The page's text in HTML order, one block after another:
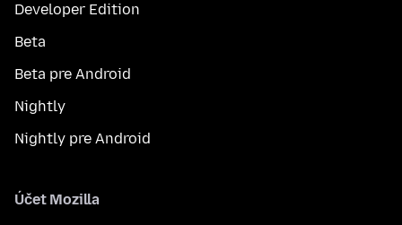
Developer Edition
Beta
Beta pre Android
Nightly
Nightly pre Android
Účet Mozilla